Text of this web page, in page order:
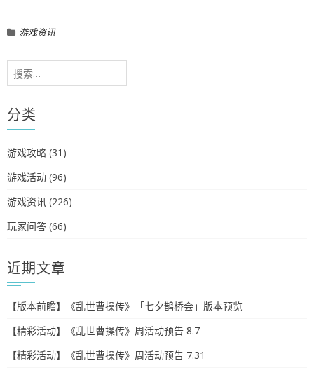
游戏资讯
搜
索：
分类
游戏攻略 (31)
游戏活动 (96)
游戏资讯 (226)
玩家问答 (66)
近期文章
【版本前瞻】《乱世曹操传》「七夕鹊桥会」版本预览
【精彩活动】《乱世曹操传》周活动预告 8.7
【精彩活动】《乱世曹操传》周活动预告 7.31